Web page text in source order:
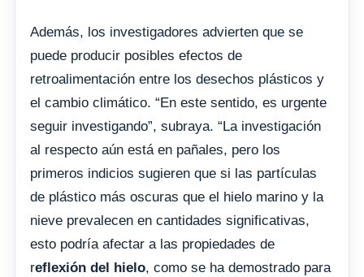
Además, los investigadores advierten que se
puede producir posibles efectos de
retroalimentación entre los desechos plásticos y
el cambio climático. “En este sentido, es urgente
seguir investigando”, subraya. “La investigación
al respecto aún está en pañales, pero los
primeros indicios sugieren que si las partículas
de plástico más oscuras que el hielo marino y la
nieve prevalecen en cantidades significativas,
esto podría afectar a las propiedades de
reflexión del hielo, como se ha demostrado para